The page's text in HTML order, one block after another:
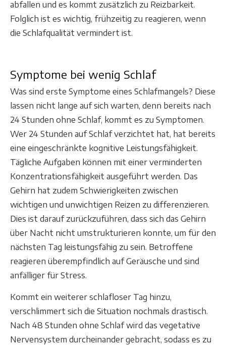
abfallen und es kommt zusätzlich zu Reizbarkeit.
Folglich ist es wichtig, frühzeitig zu reagieren, wenn
die Schlafqualität vermindert ist.
Symptome bei wenig Schlaf
Was sind erste Symptome eines Schlafmangels? Diese
lassen nicht lange auf sich warten, denn bereits nach
24 Stunden ohne Schlaf, kommt es zu Symptomen.
Wer 24 Stunden auf Schlaf verzichtet hat, hat bereits
eine eingeschränkte kognitive Leistungsfähigkeit.
Tägliche Aufgaben können mit einer verminderten
Konzentrationsfähigkeit ausgeführt werden. Das
Gehirn hat zudem Schwierigkeiten zwischen
wichtigen und unwichtigen Reizen zu differenzieren.
Dies ist darauf zurückzuführen, dass sich das Gehirn
über Nacht nicht umstrukturieren konnte, um für den
nächsten Tag leistungsfähig zu sein. Betroffene
reagieren überempfindlich auf Geräusche und sind
anfälliger für Stress.
Kommt ein weiterer schlafloser Tag hinzu,
verschlimmert sich die Situation nochmals drastisch.
Nach 48 Stunden ohne Schlaf wird das vegetative
Nervensystem durcheinander gebracht, sodass es zu